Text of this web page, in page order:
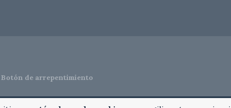
Botón de arrepentimiento